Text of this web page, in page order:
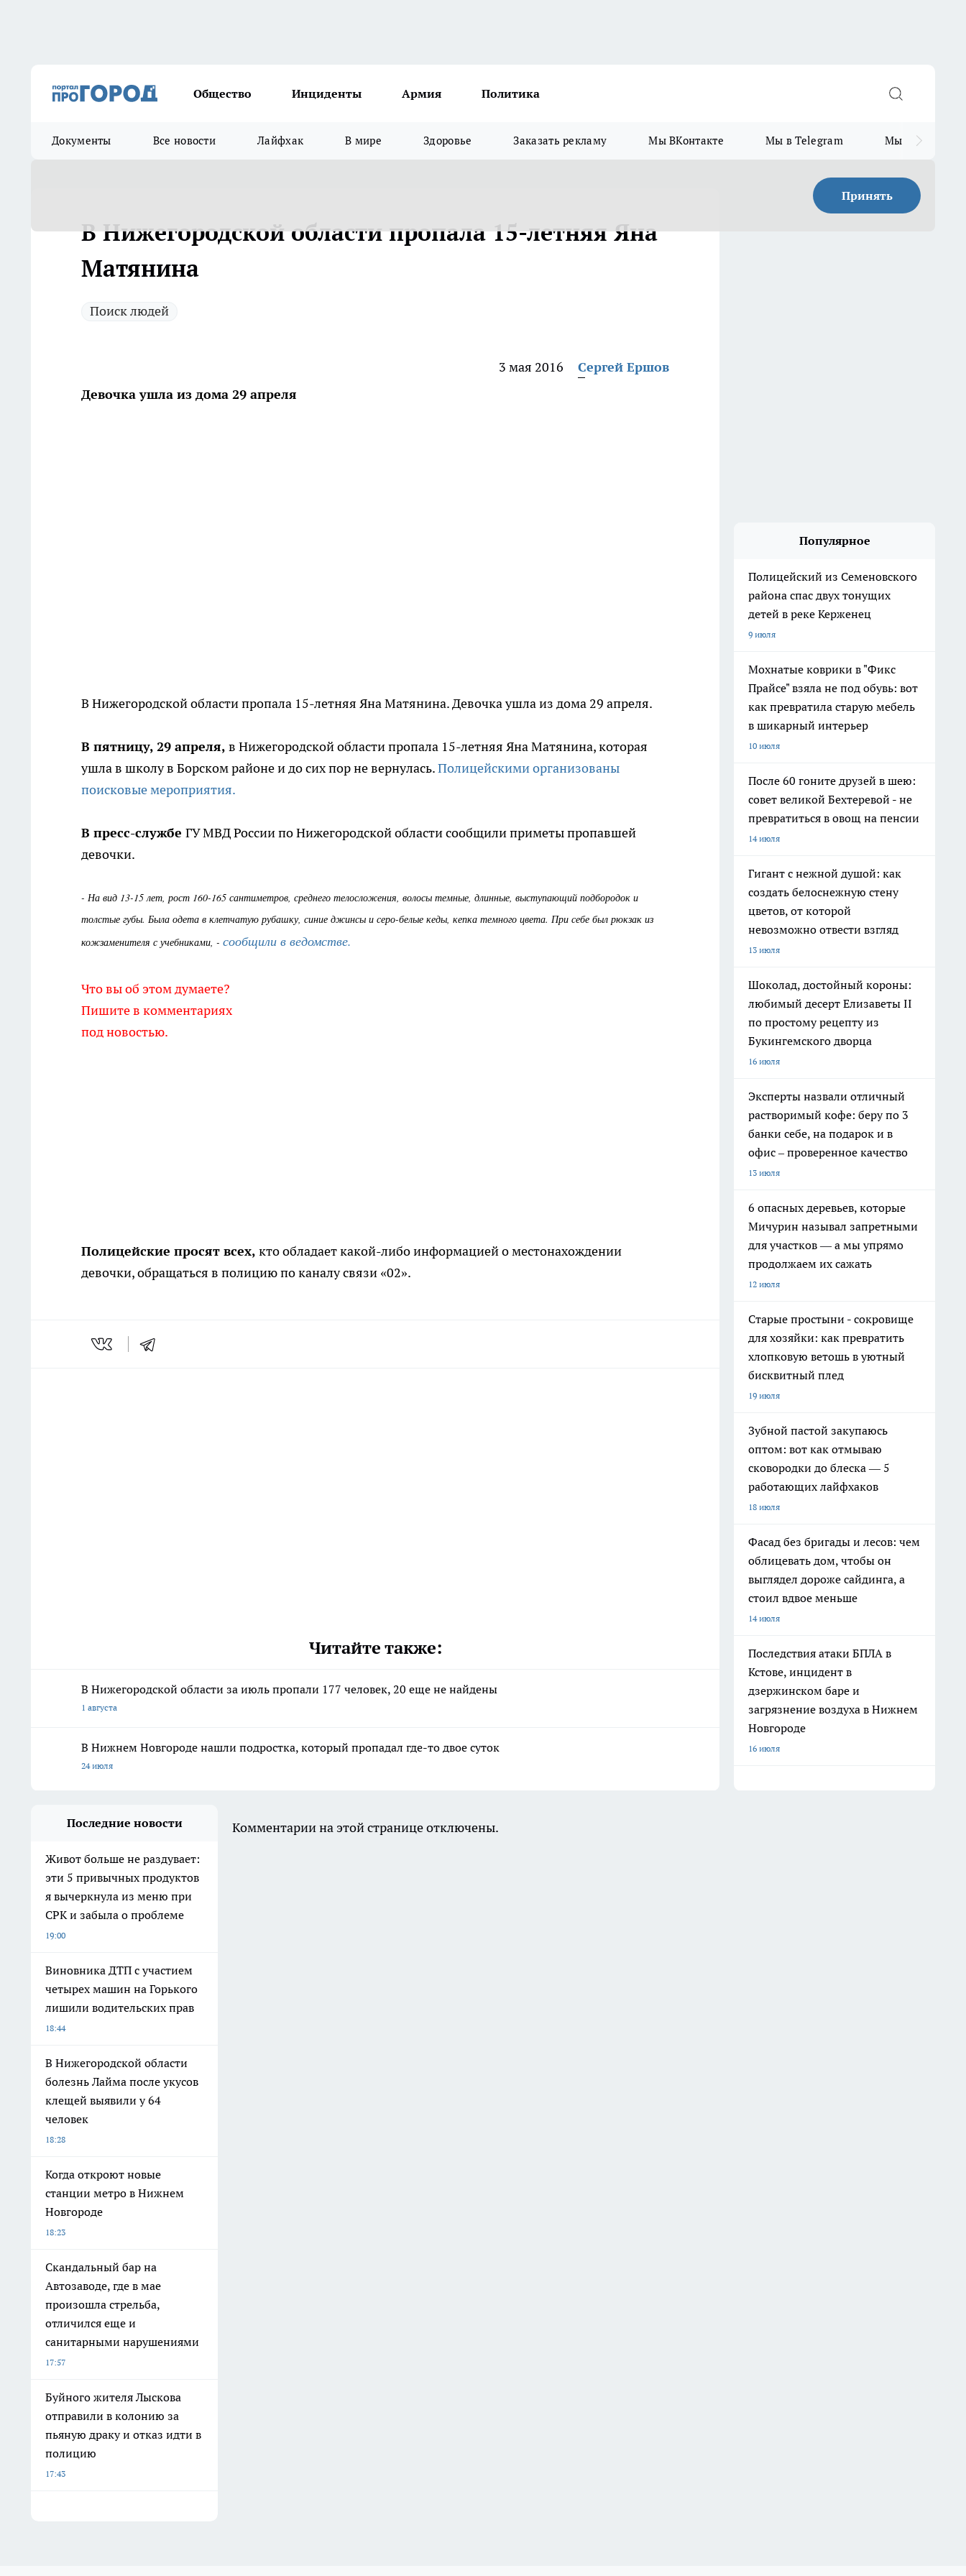
Общество Инциденты Армия Политика
Документы Все новости Лайфхак В мире Здоровье Заказать рекламу Мы ВКонтакте Мы в Telegram Мы в MAX
Принять
В Нижегородской области пропала 15-летняя Яна
Матянина
Поиск людей
3 мая 2016
Сергей Ершов
Девочка ушла из дома 29 апреля
В Нижегородской области пропала 15-летняя Яна Матянина. Девочка ушла из дома 29 апреля.
В пятницу, 29 апреля, в Нижегородской области пропала 15-летняя Яна Матянина, которая
ушла в школу в Борском районе и до сих пор не вернулась.Полицейскими организованы
поисковые мероприятия.
В пресс-службе ГУ МВД России по Нижегородской области сообщили приметы пропавшей
девочки.
- На вид 13-15 лет, рост 160-165 сантиметров, среднего телосложения, волосы темные, длинные, выступающий подбородок и
толстые губы. Была одета в клетчатую рубашку, синие джинсы и серо-белые кеды, кепка темного цвета. При себе был рюкзак из
кожзаменителя с учебниками, - сообщили в ведомстве.
Что вы об этом думаете?
Пишите в комментариях
под новостью.
Полицейские просят всех, кто обладает какой-либо информацией о местонахождении
девочки, обращаться в полицию по каналу связи «02».
Читайте также:
В Нижегородской области за июль пропали 177 человек, 20 еще не найдены
1 августа
В Нижнем Новгороде нашли подростка, который пропадал где-то двое суток
24 июля
Популярное
Полицейский из Семеновского
района спас двух тонущих
детей в реке Керженец
9 июля
Мохнатые коврики в "Фикс
Прайсе" взяла не под обувь: вот
как превратила старую мебель
в шикарный интерьер
10 июля
После 60 гоните друзей в шею:
совет великой Бехтеревой - не
превратиться в овощ на пенсии
14 июля
Гигант с нежной душой: как
создать белоснежную стену
цветов, от которой
невозможно отвести взгляд
13 июля
Шоколад, достойный короны:
любимый десерт Елизаветы II
по простому рецепту из
Букингемского дворца
16 июля
Эксперты назвали отличный
растворимый кофе: беру по 3
банки себе, на подарок и в
офис – проверенное качество
13 июля
6 опасных деревьев, которые
Мичурин называл запретными
для участков — а мы упрямо
продолжаем их сажать
12 июля
Старые простыни - сокровище
для хозяйки: как превратить
хлопковую ветошь в уютный
бисквитный плед
19 июля
Зубной пастой закупаюсь
оптом: вот как отмываю
сковородки до блеска — 5
работающих лайфхаков
18 июля
Фасад без бригады и лесов: чем
облицевать дом, чтобы он
выглядел дороже сайдинга, а
стоил вдвое меньше
14 июля
Последствия атаки БПЛА в
Кстове, инцидент в
дзержинском баре и
загрязнение воздуха в Нижнем
Новгороде
16 июля
Последние новости
Живот больше не раздувает:
эти 5 привычных продуктов
я вычеркнула из меню при
СРК и забыла о проблеме
19:00
Виновника ДТП с участием
четырех машин на Горького
лишили водительских прав
18:44
В Нижегородской области
болезнь Лайма после укусов
клещей выявили у 64
человек
18:28
Когда откроют новые
станции метро в Нижнем
Новгороде
18:23
Скандальный бар на
Автозаводе, где в мае
произошла стрельба,
отличился еще и
санитарными нарушениями
17:57
Буйного жителя Лыскова
отправили в колонию за
пьяную драку и отказ идти в
полицию
17:43
Комментарии на этой странице отключены.